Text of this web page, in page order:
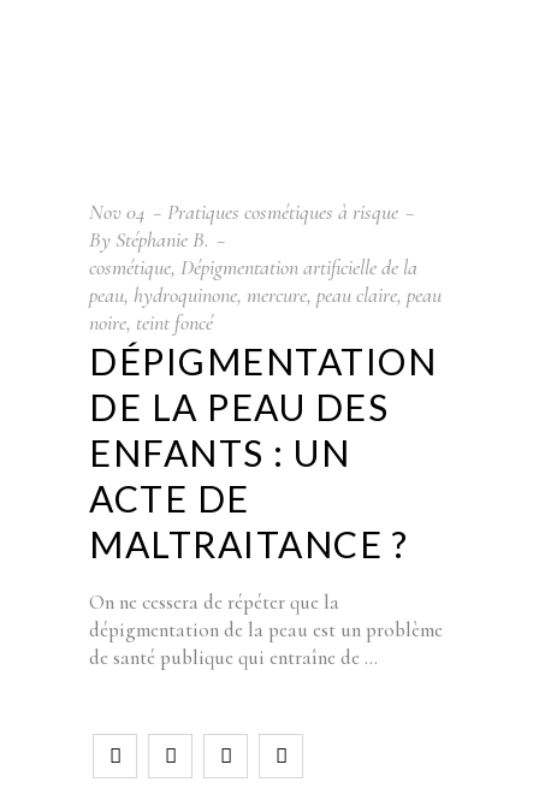
Nov04
Pratiques cosmétiques à risque
By Stéphanie B.
cosmétique, Dépigmentation artificielle de la
peau, hydroquinone, mercure, peau claire, peau
noire, teint foncé
DÉPIGMENTATION
DE LA PEAU DES
ENFANTS : UN
ACTE DE
MALTRAITANCE ?
On ne cessera de répéter que la
dépigmentation de la peau est un problème
de santé publique qui entraîne de